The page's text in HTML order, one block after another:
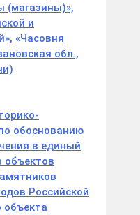
(магазины)»,
и
«Часовня
обл.,
обоснованию
в единый
объектов
Российской
объекта